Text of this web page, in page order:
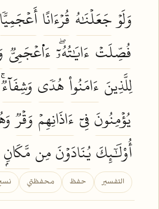
وَلَوۡجَعَلۡنَٰهُ قُرۡءَانًاأَعۡجَمِيّٗا
فُصِّلَتۡ ءَايَٰتُهُۥٓۖ ءَا۬عۡجَمِيّٞ
لِلَّذِينَ ءَامَنُواْ هُدٗى وَشِفَآءٞۚ
يُؤۡمِنُونَفِيٓ ءَاذَانِهِمۡ وَقۡرٞ
أُوْلَٰٓئِكَ يُنَادَوۡنَمِن مَّكَانِۭ
التفسير حفظ محفظتي